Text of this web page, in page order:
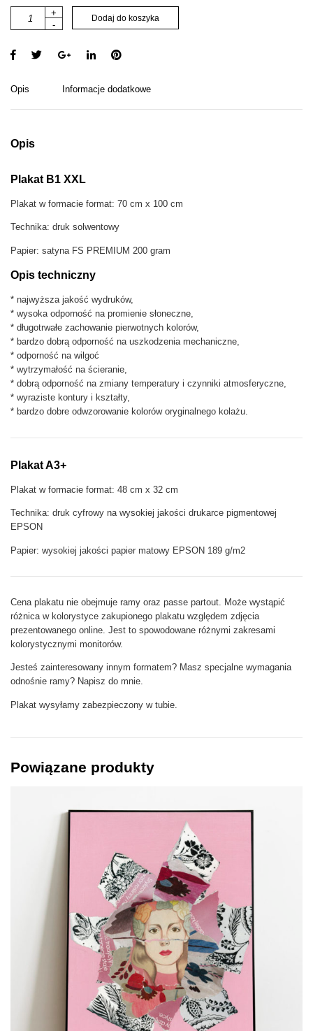
ś
n
o
k
a
r
:
+
-
Dodaj do koszyka
Opis Informacje dodatkowe
Opis
Plakat B1 XXL
Plakat w formacie format: 70 cm x 100 cm
Technika: druk solwentowy
Papier: satyna FS PREMIUM 200 gram
Opis techniczny
* najwyższa jakość wydruków,
* wysoka odporność na promienie słoneczne,
* długotrwałe zachowanie pierwotnych kolorów,
* bardzo dobrą odporność na uszkodzenia mechaniczne,
* odporność na wilgoć
* wytrzymałość na ścieranie,
* dobrą odporność na zmiany temperatury i czynniki atmosferyczne,
* wyraziste kontury i kształty,
* bardzo dobre odwzorowanie kolorów oryginalnego kolażu.
Plakat A3+
Plakat w formacie format: 48 cm x 32 cm
Technika: druk cyfrowy na wysokiej jakości drukarce pigmentowej
EPSON
Papier: wysokiej jakości papier matowy EPSON 189 g/m2
Cena plakatu nie obejmuje ramy oraz passe partout. Może wystąpić
różnica w kolorystyce zakupionego plakatu względem zdjęcia
prezentowanego online. Jest to spowodowane różnymi zakresami
kolorystycznymi monitorów.
Jesteś zainteresowany innym formatem? Masz specjalne wymagania
odnośnie ramy? Napisz do mnie.
Plakat wysyłamy zabezpieczony w tubie.
Powiązane produkty